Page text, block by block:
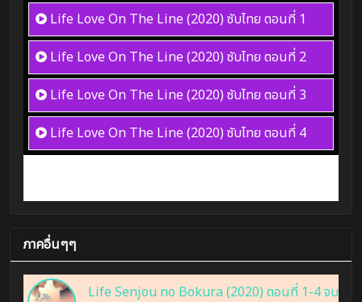
Life Love On The Line (2020) ซับไทยตอนที่ 1
Life Love On The Line (2020) ซับไทยตอนที่ 2
Life Love On The Line (2020) ซับไทยตอนที่ 3
Life Love On The Line (2020) ซับไทยตอนที่ 4
ภาคอื่นๆๆ
Life Senjou no Bokura (2020) ตอนที่ 1-4 จบ